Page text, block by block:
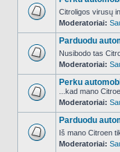
Citroligos virusų
Moderatoriai:
Parduodu
Nusibodo tas
Moderatoriai:
Perku
...kad mano
Moderatoriai:
Parduodu
Iš mano Citroen
Moderatoriai: